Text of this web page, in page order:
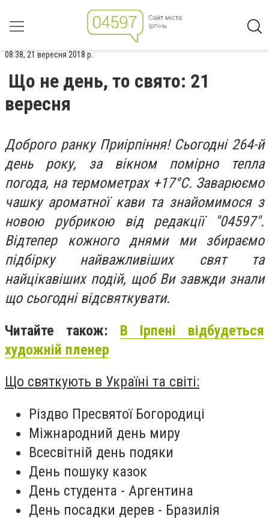
08:38, 21 вересня 2018 р.
Що не день, то свято: 21
вересня
Доброго ранку Приірпіння! Сьогодні 264-й
день року, за вікном помірно тепла
погода, на термометрах +17°C. Заварюємо
чашку ароматної кави та знайомимося з
новою рубрикою від редакції "04597".
Відтепер кожного днями ми збираємо
підбірку найважливіших свят та
найцікавіших подій, щоб Ви завжди знали
що сьогодні відсвяткувати.
Читайте також: В Ірпені відбудеться
художній пленер
Що святкують в Україні та світі:
Різдво Пресвятої Богородиці
Міжнародний день миру
Всесвітній день подяки
День пошуку казок
День студента - Аргентина
День посадки дерев - Бразилія